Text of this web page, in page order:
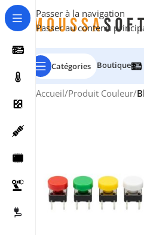
Passer à la navigation
Passer au contenu
Catégories Boutique
Accueil/Produit Couleur/